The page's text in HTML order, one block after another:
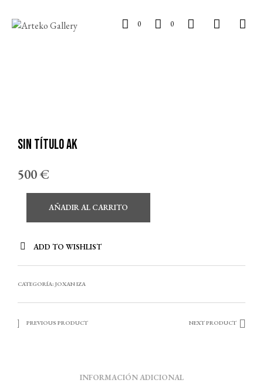
0 0
Sin título AK
500€
AÑADIR AL CARRITO
ADD TO WISHLIST
CATEGORÍA: JOXAN IZA
PREVIOUS PRODUCT NEXT PRODUCT
INFORMACIÓN ADICIONAL